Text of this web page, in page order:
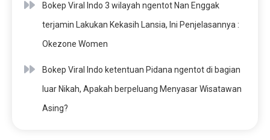
Bokep Viral Indo 3 wilayah ngentot Nan Enggak
terjamin Lakukan Kekasih Lansia, Ini Penjelasannya :
Okezone Women
Bokep Viral Indo ketentuan Pidana ngentot di bagian
luar Nikah, Apakah berpeluang Menyasar Wisatawan
Asing?